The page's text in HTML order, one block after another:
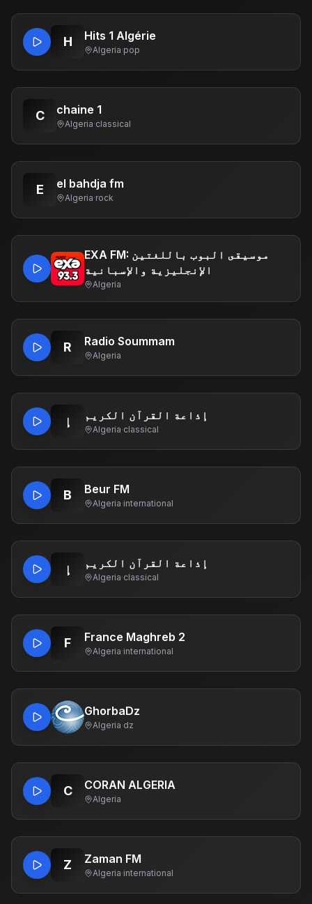
H Hits 1 Algérie
Algeria·pop
C chaine 1
Algeria·classical
E el bahdja fm
Algeria·rock
EXA FM: موسيقى البوب ​​باللغتين
الإنجليزية والإسبانية
Algeria
R Radio Soummam
Algeria
إ إذاعة القرآن الكريم
Algeria·classical
B Beur FM
Algeria·international
إ إذاعة القرآن الكريم
Algeria·classical
F France Maghreb 2
Algeria·international
GhorbaDz
Algeria·dz
C CORAN ALGERIA
Algeria
Z Zaman FM
Algeria·international